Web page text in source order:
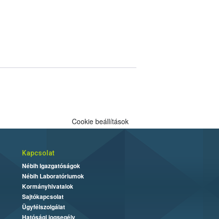
Cookie beállítások
Kapcsolat
Nébih Igazgatóságok
Nébih Laboratóriumok
Kormányhivatalok
Sajtókapcsolat
Ügyfélszolgálat
Hatósági jogsegély